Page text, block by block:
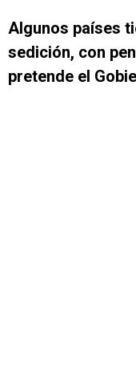
Algunos países
sedición, con
pretende el